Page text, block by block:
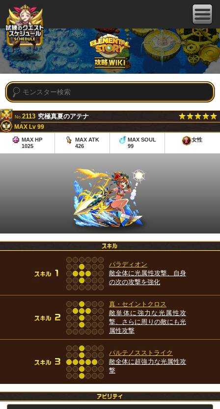
No.2113 究極真夏のアテナ
MAX Lv 99
MAX HP
1025
MAX ATK
426
MAX SOUL
99
女性
パラディオン
敵全体に光属性攻撃、自身
の次の攻撃を強化
真・セイントクロス
敵単体に強力な光属性攻
撃、さらに周りの敵にも光
属性攻撃
パルテノスストライク
敵全体に超強力な光属性攻
撃